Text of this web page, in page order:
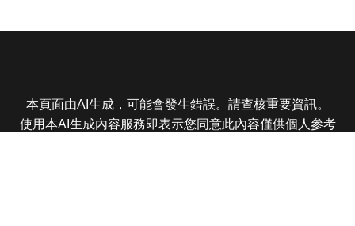
本頁面由AI生成，可能會發生錯誤。請查核重要資訊。
使用本AI生成內容服務即表示您同意此內容僅供個人參考